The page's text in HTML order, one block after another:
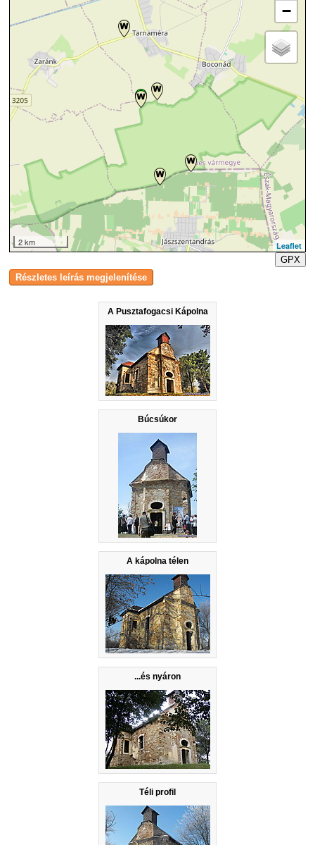
A Pusztafogacsi Kápolna
Búcsúkor
A kápolna télen
...és nyáron
Téli profil
−
2 km
Leaflet
GPX